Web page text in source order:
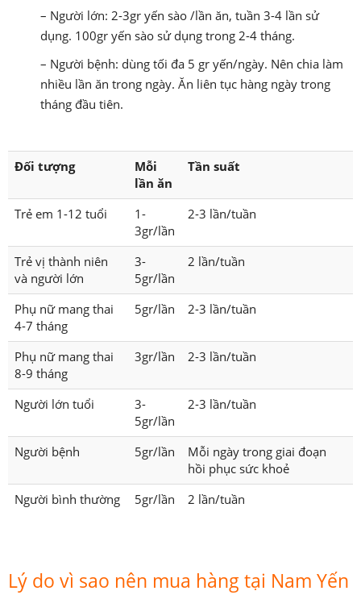
– Người lớn: 2-3gr yến sào /lần ăn, tuần 3-4 lần sử
dụng. 100gr yến sào sử dụng trong 2-4 tháng.
– Người bệnh: dùng tối đa 5 gr yến/ngày. Nên chia làm
nhiều lần ăn trong ngày. Ăn liên tục hàng ngày trong
tháng đầu tiên.
Đối tượng
Mỗi
lần ăn
Tần suất
Trẻ em 1-12 tuổi
1-
3gr/lần
2-3 lần/tuần
Trẻ vị thành niên
và người lớn
3-
5gr/lần
2 lần/tuần
Phụ nữ mang thai
4-7 tháng
5gr/lần 2-3 lần/tuần
Phụ nữ mang thai
8-9 tháng
3gr/lần 2-3 lần/tuần
Người lớn tuổi
3-
5gr/lần
2-3 lần/tuần
Người bệnh 5gr/lần
Mỗi ngày trong giai đoạn
hồi phục sức khoẻ
Người bình thường
5gr/lần 2 lần/tuần
Lý do vì sao nên mua hàng tại Nam Yến